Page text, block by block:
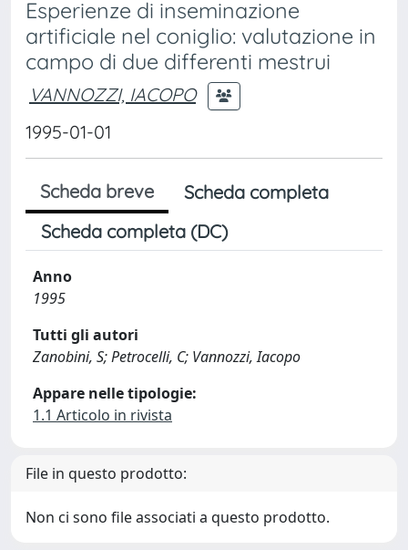
Esperienze di inseminazione
artificiale nel coniglio: valutazione in
campo di due differenti mestrui
VANNOZZI, IACOPO
1995-01-01
Scheda breve
Scheda completa
Scheda completa (DC)
Anno
1995
Tutti gli autori
Zanobini, S; Petrocelli, C; Vannozzi, Iacopo
Appare nelle tipologie:
1.1 Articolo in rivista
File in questo prodotto:
Non ci sono file associati a questo prodotto.